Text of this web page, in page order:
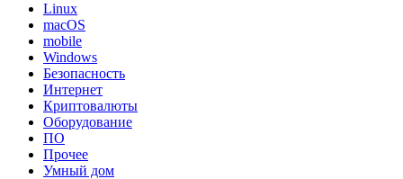
Linux
macOS
mobile
Windows
Безопасность
Интернет
Криптовалюты
Оборудование
ПО
Прочее
Умный дом